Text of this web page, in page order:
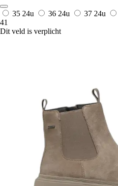
35 24u 36 24u 37 24u
41
Dit veld is verplicht